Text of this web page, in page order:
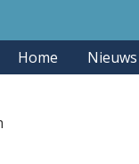
Home Nieuws